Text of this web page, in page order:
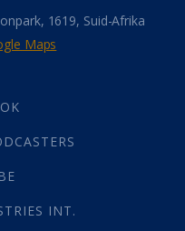
(27)
(12)
1619, Suid-Afrika
Maps
INT.